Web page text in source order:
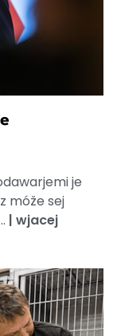
je
móže sej
| wjacej